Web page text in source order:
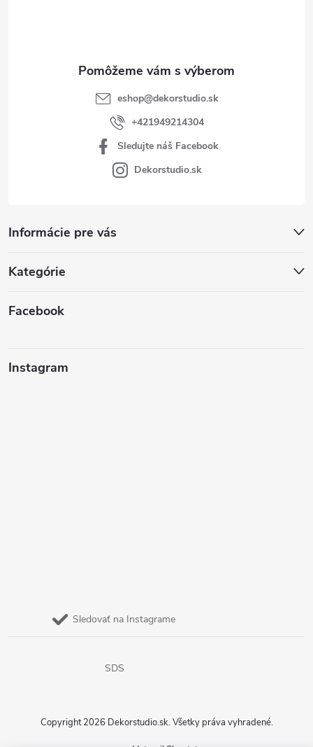
Informácie pre vás
Kategórie
Facebook
Instagram
Sledovať na Instagrame
eshop@dekorstudio.sk
+421949214304
Sledujte náš Facebook
Dekorstudio.sk
SDS
Copyright 2026 Dekorstudio.sk. Všetky práva vyhradené.